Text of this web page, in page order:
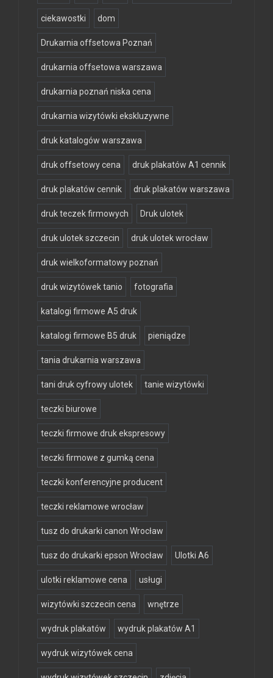
ciekawostki dom
Drukarnia offsetowa Poznań
drukarnia offsetowa warszawa
drukarnia poznań niska cena
drukarnia wizytówki ekskluzywne
druk katalogów warszawa
druk offsetowy cena druk plakatów A1 cennik
druk plakatów cennik druk plakatów warszawa
druk teczek firmowych Druk ulotek
druk ulotek szczecin druk ulotek wrocław
druk wielkoformatowy poznań
druk wizytówek tanio fotografia
katalogi firmowe A5 druk
katalogi firmowe B5 druk pieniądze
tania drukarnia warszawa
tani druk cyfrowy ulotek tanie wizytówki
teczki biurowe
teczki firmowe druk ekspresowy
teczki firmowe z gumką cena
teczki konferencyjne producent
teczki reklamowe wrocław
tusz do drukarki canon Wrocław
tusz do drukarki epson Wrocław Ulotki A6
ulotki reklamowe cena usługi
wizytówki szczecin cena wnętrze
wydruk plakatów wydruk plakatów A1
wydruk wizytówek cena